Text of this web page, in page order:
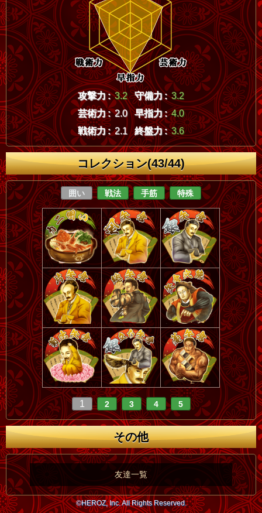
攻撃力 : 3.2 守備力 : 3.2
芸術力 : 2.0 早指力 : 4.0
戦術力 : 2.1 終盤力 : 3.6
コレクション(43/44)
囲い 戦法 手筋 特殊
1 2 3 4 5
その他
友達一覧
©HEROZ, Inc. All Rights Reserved.